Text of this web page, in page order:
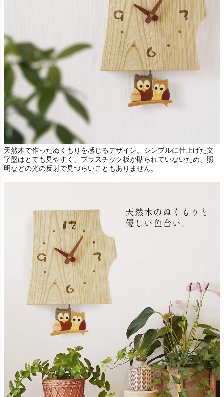
天然木で作ったぬくもりを感じるデザイン。シンプルに仕上げた文
字盤はとても見やすく、プラスチック板が貼られていないため、照
明などの光の反射で見づらいこともありません。